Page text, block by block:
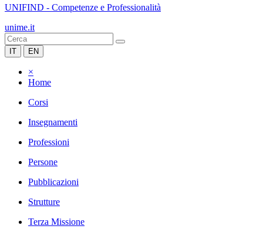
UNIFIND - Competenze e Professionalità
unime.it
IT EN
×
Home
Corsi
Insegnamenti
Professioni
Persone
Pubblicazioni
Strutture
Terza Missione